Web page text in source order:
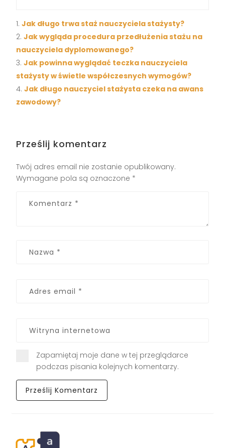
Jak długo trwa staż nauczyciela stażysty?
Jak wygląda procedura przedłużenia stażu na
nauczyciela dyplomowanego?
Jak powinna wyglądać teczka nauczyciela
stażysty w świetle współczesnych wymogów?
Jak długo nauczyciel stażysta czeka na awans
zawodowy?
Prześlij komentarz
Twój adres email nie zostanie opublikowany.
Wymagane pola są oznaczone *
Zapamiętaj moje dane w tej przeglądarce
podczas pisania kolejnych komentarzy.